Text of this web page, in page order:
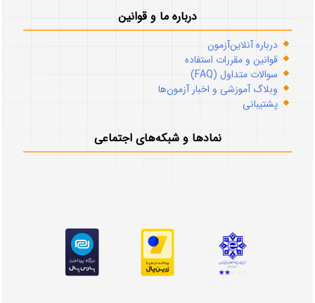
درباره ما و قوانین
درباره آنلاین‌آزمون
قوانین و مقررات استفاده
سوالات متداول (FAQ)
وبلاگ آموزشی و اخبار آزمون‌ها
پشتیبانی
نمادها و شبکه‌های اجتماعی